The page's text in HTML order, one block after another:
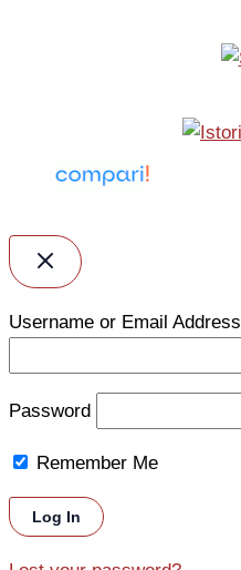
Username or Email Address
Password
Remember Me